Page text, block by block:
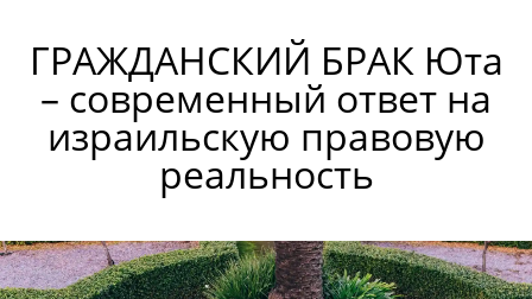
ГРАЖДАНСКИЙ БРАК Юта
– современный ответ на
израильскую правовую
реальность